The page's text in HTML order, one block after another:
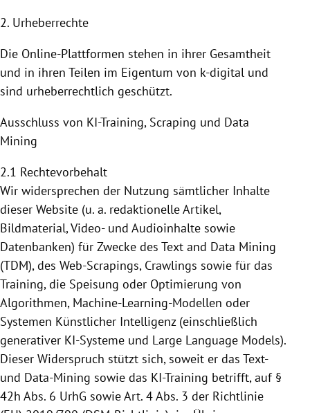
2. Urheberrechte
Die Online-Plattformen stehen in ihrer Gesamtheit
und in ihren Teilen im Eigentum von k-digital und
sind urheberrechtlich geschützt.
Ausschluss von KI-Training, Scraping und Data
Mining
2.1 Rechtevorbehalt
Wir widersprechen der Nutzung sämtlicher Inhalte
dieser Website (u. a. redaktionelle Artikel,
Bildmaterial, Video- und Audioinhalte sowie
Datenbanken) für Zwecke des Text and Data Mining
(TDM), des Web-Scrapings, Crawlings sowie für das
Training, die Speisung oder Optimierung von
Algorithmen, Machine-Learning-Modellen oder
Systemen Künstlicher Intelligenz (einschließlich
generativer KI-Systeme und Large Language Models).
Dieser Widerspruch stützt sich, soweit er das Text-
und Data-Mining sowie das KI-Training betrifft, auf §
42h Abs. 6 UrhG sowie Art. 4 Abs. 3 der Richtlinie